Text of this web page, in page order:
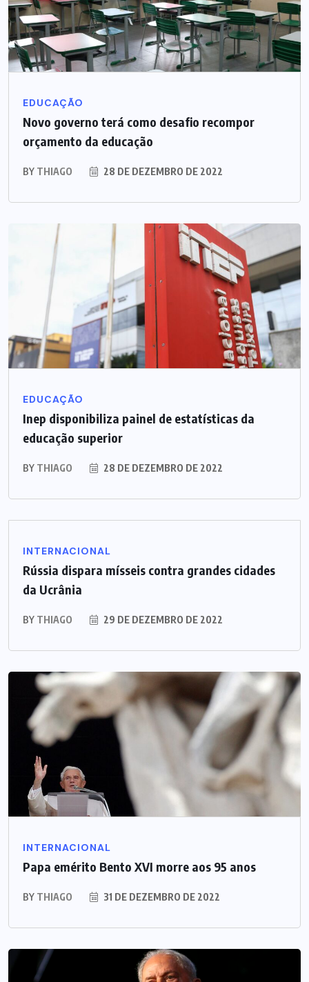
EDUCAÇÃO
Novo governo terá como desafio recompor
orçamento da educação
BY THIAGO 28 DE DEZEMBRO DE 2022
EDUCAÇÃO
Inep disponibiliza painel de estatísticas da
educação superior
BY THIAGO 28 DE DEZEMBRO DE 2022
INTERNACIONAL
Rússia dispara mísseis contra grandes cidades
da Ucrânia
BY THIAGO 29 DE DEZEMBRO DE 2022
INTERNACIONAL
Papa emérito Bento XVI morre aos 95 anos
BY THIAGO 31 DE DEZEMBRO DE 2022